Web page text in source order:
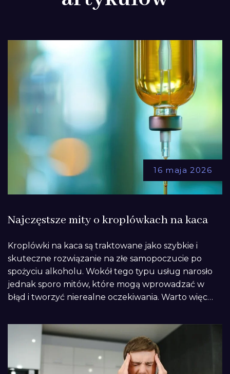
16 maja 2026
Najczęstsze mity o kroplówkach na kaca
Kroplówki na kaca są traktowane jako szybkie i
skuteczne rozwiązanie na złe samopoczucie po
spożyciu alkoholu. Wokół tego typu usług narosło
jednak sporo mitów, które mogą wprowadzać w
błąd i tworzyć nierealne oczekiwania. Warto więc…